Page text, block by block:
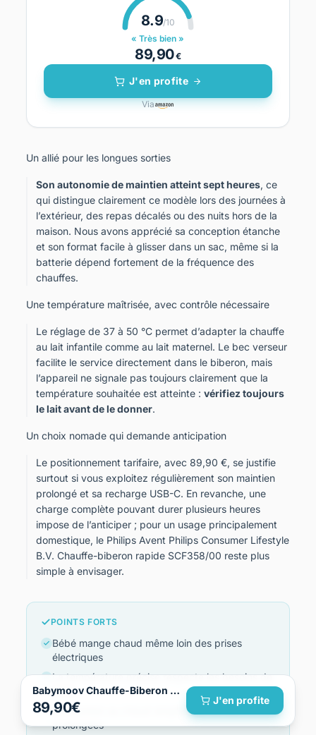
8.9/10
« Très bien »
89,90€
J'en profite
Via
Un allié pour les longues sorties
Son autonomie de maintien atteint sept heures, ce
qui distingue clairement ce modèle lors des journées à
l’extérieur, des repas décalés ou des nuits hors de la
maison. Nous avons apprécié sa conception étanche
et son format facile à glisser dans un sac, même si la
batterie dépend fortement de la fréquence des
chauffes.
Une température maîtrisée, avec contrôle nécessaire
Le réglage de 37 à 50 °C permet d’adapter la chauffe
au lait infantile comme au lait maternel. Le bec verseur
facilite le service directement dans le biberon, mais
l’appareil ne signale pas toujours clairement que la
température souhaitée est atteinte : vérifiez toujours
le lait avant de le donner.
Un choix nomade qui demande anticipation
Le positionnement tarifaire, avec 89,90 €, se justifie
surtout si vous exploitez régulièrement son maintien
prolongé et sa recharge USB-C. En revanche, une
charge complète pouvant durer plusieurs heures
impose de l’anticiper ; pour un usage principalement
domestique, le Philips Avent Philips Consumer Lifestyle
B.V. Chauffe-biberon rapide SCF358/00 reste plus
simple à envisager.
POINTS FORTS
Bébé mange chaud même loin des prises
électriques
La température précise respecte les besoins de
bébé
Le maintien au chaud simplifie les sorties
prolongées
Babymoov Chauffe-Biberon Nomade sans Fil Moov & Feed
89,90€ J'en profite